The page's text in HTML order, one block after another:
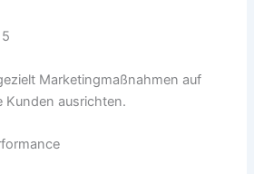
Marketingmaßnahmen auf
Kunden ausrichten.